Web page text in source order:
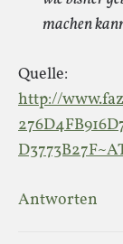
machen
Quelle:
http://
Antworten